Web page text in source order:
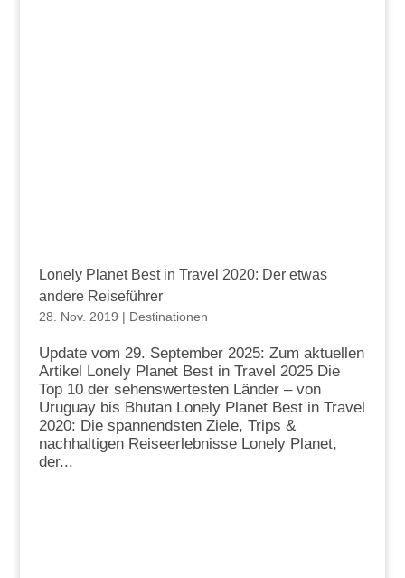
Lonely Planet Best in Travel 2020: Der etwas
andere Reiseführer
28. Nov. 2019 | Destinationen
Update vom 29. September 2025: Zum aktuellen
Artikel Lonely Planet Best in Travel 2025 Die
Top 10 der sehenswertesten Länder – von
Uruguay bis Bhutan Lonely Planet Best in Travel
2020: Die spannendsten Ziele, Trips &
nachhaltigen Reiseerlebnisse Lonely Planet,
der...